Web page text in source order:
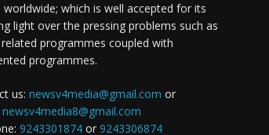
which is well accepted for its
light over the pressing problems such as
programmes coupled with
programmes.
us: newsv4media@gmail.com or
newsv4media8@gmail.com
9243301874 or 9243306874